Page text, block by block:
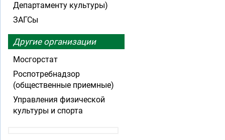
Департаменту культуры)
ЗАГСы
Другие организации
Мосгорстат
Роспотребнадзор
(общественные приемные)
Управления физической
культуры и спорта